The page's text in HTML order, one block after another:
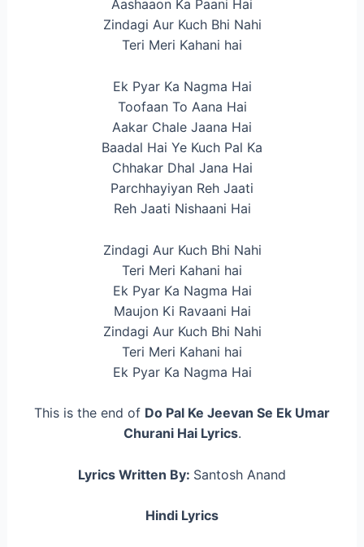
Aashaaon Ka Paani Hai
Zindagi Aur Kuch Bhi Nahi
Teri Meri Kahani hai
Ek Pyar Ka Nagma Hai
Toofaan To Aana Hai
Aakar Chale Jaana Hai
Baadal Hai Ye Kuch Pal Ka
Chhakar Dhal Jana Hai
Parchhayiyan Reh Jaati
Reh Jaati Nishaani Hai
Zindagi Aur Kuch Bhi Nahi
Teri Meri Kahani hai
Ek Pyar Ka Nagma Hai
Maujon Ki Ravaani Hai
Zindagi Aur Kuch Bhi Nahi
Teri Meri Kahani hai
Ek Pyar Ka Nagma Hai
This is the end of Do Pal Ke Jeevan Se Ek Umar
Churani Hai Lyrics.
Lyrics Written By: Santosh Anand
Hindi Lyrics